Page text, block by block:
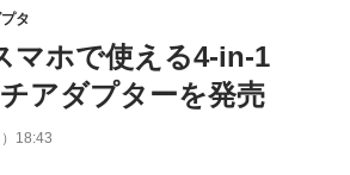
タ
マホで使える4-in-1
アダプターを発売
18:43